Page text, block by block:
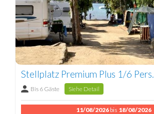
Stellplatz Premium Plus 1/6 Pers.
Bis 6 Gäste Siehe Detail
11/08/2026 bis 18/08/2026